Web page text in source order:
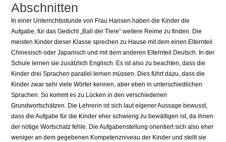
Abschnitten
In einer Unterrichtsstunde von Frau Hansen haben die Kinder die
Aufgabe, für das Gedicht „Ball der Tiere“ weitere Reime zu finden. Die
meisten Kinder dieser Klasse sprechen zu Hause mit dem einen Elternteil
Chinesisch oder Japanisch und mit dem anderen Elternteil Deutsch. In der
Schule lernen sie zusätzlich Englisch. Es ist also zu beachten, dass die
Kinder drei Sprachen parallel lernen müssen. Dies führt dazu, dass die
Kinder zwar sehr viele Wörter kennen, aber eben in unterschiedlichen
Sprachen. So kommt es zu Lücken in den verschiedenen
Grundwortschätzen. Die Lehrerin ist sich laut eigener Aussage bewusst,
dass die Aufgabe für die Kinder eher schwierig zu bewältigen ist, da ihnen
der nötige Wortschatz fehle. Die Aufgabenstellung orientiert sich also eher
weniger an dem gegebenen Kompetenzniveau der Kinder und stellt sie